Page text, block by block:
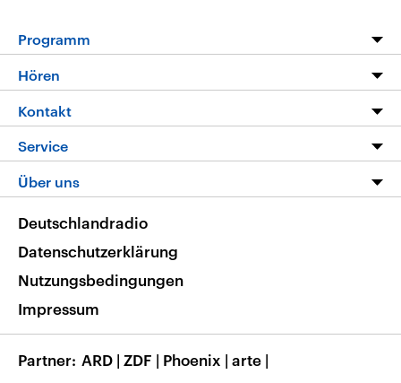
Programm
Die Nachrichten
Nachrichtenleicht
Neue Beiträge auf dlf.de
Hören
Livestream
Podcasts
Deutschlandfunk App
Nachrichten App
Frequenzen
Kontakt
Hörerservice
Service
FAQ
Veranstaltungen
Musikliste
RSS
Über uns
Barrierefreiheit
Deutschlandradio
Datenschutzerklärung
Nutzungsbedingungen
Impressum
Partner ARD | ZDF | Phoenix | arte |